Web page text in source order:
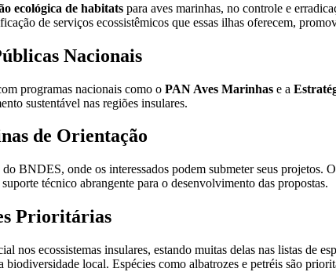
ecológica de habitats para aves marinhas, no controle e
de serviços ecossistêmicos que essas ilhas oferecem,
Nacionais
programas nacionais como o PAN Aves Marinhas e a
sustentável nas regiões insulares.
de Orientação
BNDES, onde os interessados podem submeter seus
técnico abrangente para o desenvolvimento das propostas.
Prioritárias
nos ecossistemas insulares, estando muitas delas nas listas de
biodiversidade local. Espécies como albatrozes e petréis são